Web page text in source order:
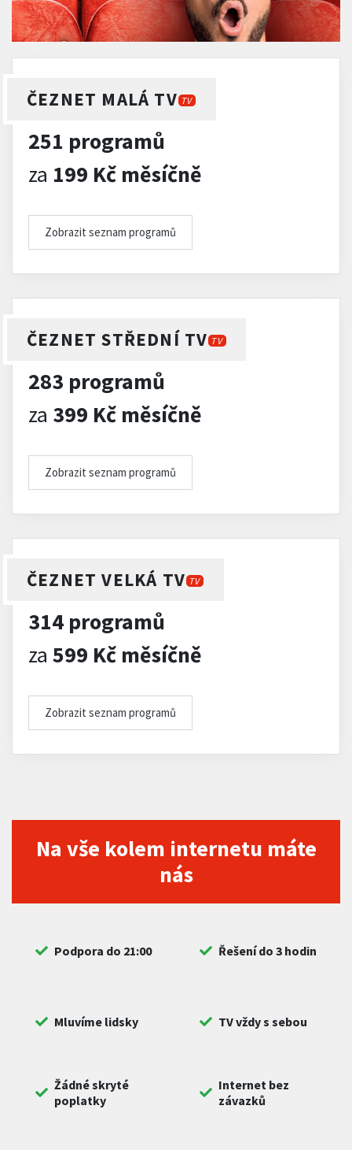
ČEZNET MALÁ TV TV
251 programů
za 199 Kč měsíčně
Zobrazit seznam programů
ČEZNET STŘEDNÍ TV TV
283 programů
za 399 Kč měsíčně
Zobrazit seznam programů
ČEZNET VELKÁ TV TV
314 programů
za 599 Kč měsíčně
Zobrazit seznam programů
Na vše kolem internetu máte
nás
Podpora do 21:00 Řešení do 3 hodin
Mluvíme lidsky TV vždy s sebou
Žádné skryté
poplatky
Internet bez
závazků